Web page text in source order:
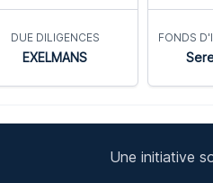
DUE DILIGENCES
EXELMANS
FONDS
Une initiative